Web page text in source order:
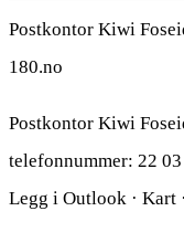
Postkontor Kiwi
180.no
Postkontor Kiwi
telefonnummer: 22
Legg i Outlook ·